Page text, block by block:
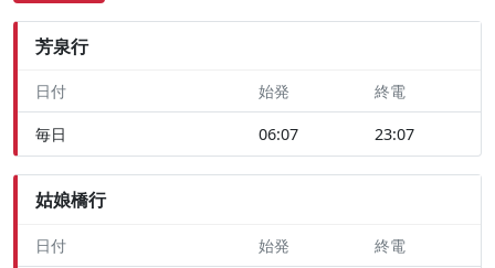
芳泉行
日付 始発 終電
毎日 06:07 23:07
姑娘橋行
日付 始発 終電